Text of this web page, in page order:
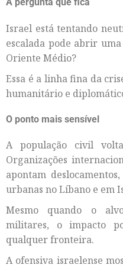
Israel está tentando
escalada pode abrir
Oriente Médio?
Essa é a linha fina da
humanitário e
O ponto mais sensível
A população civil
Organizações
apontam
urbanas no Líbano e em
Mesmo quando o
militares, o impacto
qualquer fronteira.
A ofensiva israelense